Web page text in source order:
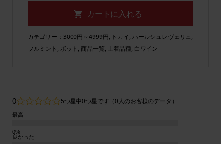
カテゴリー： 3000円～4999円, トカイ, ハールシュレヴェリュ,
フルミント , ボット , 商品一覧, 土着品種, 白ワイン
0 5つ星中0つ星です（0人のお客様のデータ）
最高
良かった